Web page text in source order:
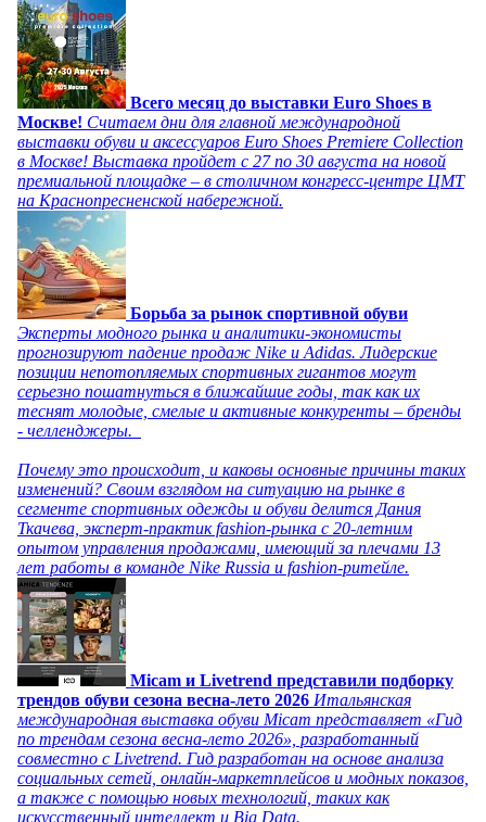
Всего месяц до выставки Euro Shoes в
Москве! Считаем дни для главной международной
выставки обуви и аксессуаров Euro Shoes Premiere Collection
в Москве! Выставка пройдет с 27 по 30 августа на новой
премиальной площадке – в столичном конгресс-центре ЦМТ
на Краснопресненской набережной.
Борьба за рынок спортивной обуви
Эксперты модного рынка и аналитики-экономисты
прогнозируют падение продаж Nike и Adidas. Лидерские
позиции непотопляемых спортивных гигантов могут
серьезно пошатнуться в ближайшие годы, так как их
теснят молодые, смелые и активные конкуренты – бренды
- челленджеры.
Почему это происходит, и каковы основные причины таких
изменений? Своим взглядом на ситуацию на рынке в
сегменте спортивных одежды и обуви делится Дания
Ткачева, эксперт-практик fashion-рынка с 20-летним
опытом управления продажами, имеющий за плечами 13
лет работы в команде Nike Russia и fashion-ритейле.
Micam и Livetrend представили подборку
трендов обуви сезона весна-лето 2026 Итальянская
международная выставка обуви Micam представляет «Гид
по трендам сезона весна-лето 2026», разработанный
совместно с Livetrend. Гид разработан на основе анализа
социальных сетей, онлайн-маркетплейсов и модных показов,
а также с помощью новых технологий, таких как
искусственный интеллект и Big Data.